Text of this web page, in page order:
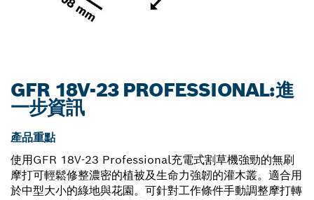
GFR 18V-23 PROFESSIONAL:進
一步資訊
產品重點
使用GFR 18V-23 Professional充電式割草機強勁的無刷
摩打可輕鬆修整濃密的植被及生命力強韌的灌木叢。適合用
於中型大小的綠地與花園。可針對工作條件手動調整摩打轉